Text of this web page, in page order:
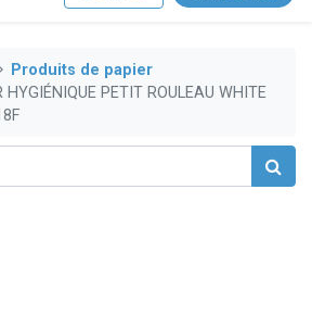
Produits de papier
HYGIÉNIQUE PETIT ROULEAU WHITE